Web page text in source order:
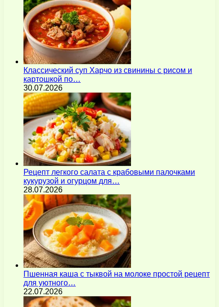
Классический суп Харчо из свинины с рисом и
картошкой по…
30.07.2026
Рецепт легкого салата с крабовыми палочками
кукурузой и огурцом для…
28.07.2026
Пшенная каша с тыквой на молоке простой рецепт
для уютного…
22.07.2026